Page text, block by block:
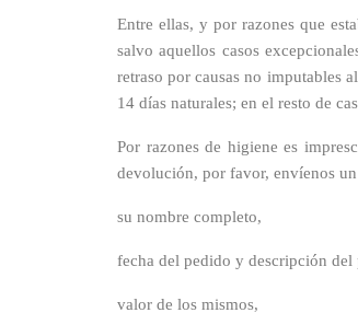
Entre ellas, y por razones que
salvo aquellos casos
retraso por causas no imputables
14 días naturales; en el resto de
Por razones de higiene es
devolución, por favor, envíenos
su nombre completo,
fecha del pedido y descripción
valor de los mismos,